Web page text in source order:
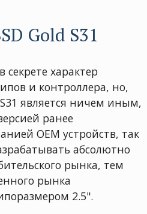
Gold S31
секрете характер
и контроллера, но,
S31 является ничем иным,
ранее
OEM устройств, так
абсолютно
рынка, тем
рынка
2.5".